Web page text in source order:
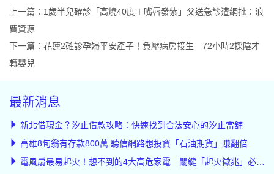
上一篇： 1歲半兒確診「高燒40度＋嘴唇發紫」父送急診遭網批：浪
費資源
下一篇： 花蓮2確診孕婦平安產子！負壓病房接生 72小時2採陰才
轉嬰兒
最新消息
新北借現金？汐止借款攻略：快速找到合法安心的汐止當舖
高雄8旬翁有存款800萬 聽信網路想投資「石油期貨」賺翻倍
電風扇最易起火！想不到的4大高危家電 關鍵「起火徵兆」必知道